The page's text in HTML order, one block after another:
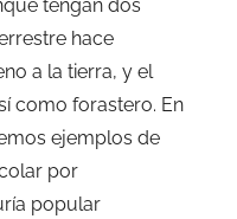
tengan dos
hace
a la tierra, y el
como forastero. En
ejemplos de
por
popular